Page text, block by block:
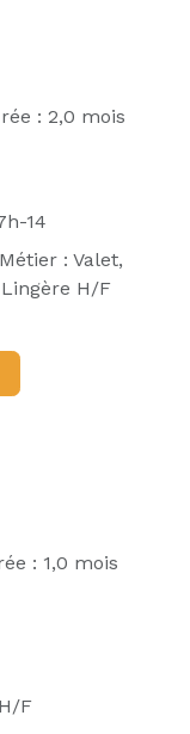
: 2,0 mois
14
Métier : Valet,
H/F
: 1,0 mois
F